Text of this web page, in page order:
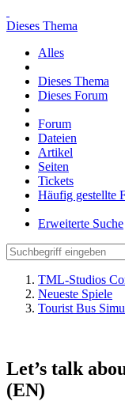
Dieses Thema
Alles
Dieses Thema
Dieses Forum
Forum
Dateien
Artikel
Seiten
Tickets
Häufig gestellte
Erweiterte Suche
TML-Studios
Neueste Spiele
Tourist Bus
Let’s talk
(EN)